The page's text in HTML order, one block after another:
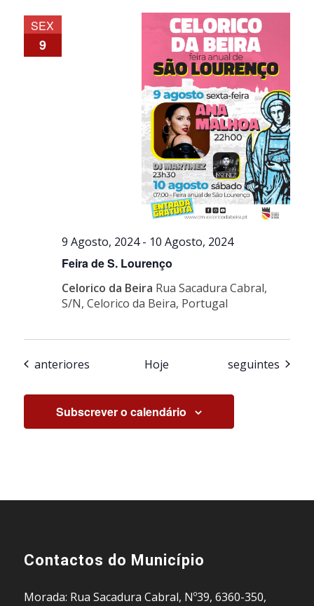
SEX
9
Feira de S. Lourenço
9 Agosto, 2024- 10 Agosto, 2024
Celorico da Beira Rua Sacadura Cabral,
S/N, Celorico da Beira, Portugal
Eventos
anteriores Hoje Eventos
seguintes
Subscrever o calendário
Contactos do Município
Morada: Rua Sacadura Cabral, Nº39, 6360-350,